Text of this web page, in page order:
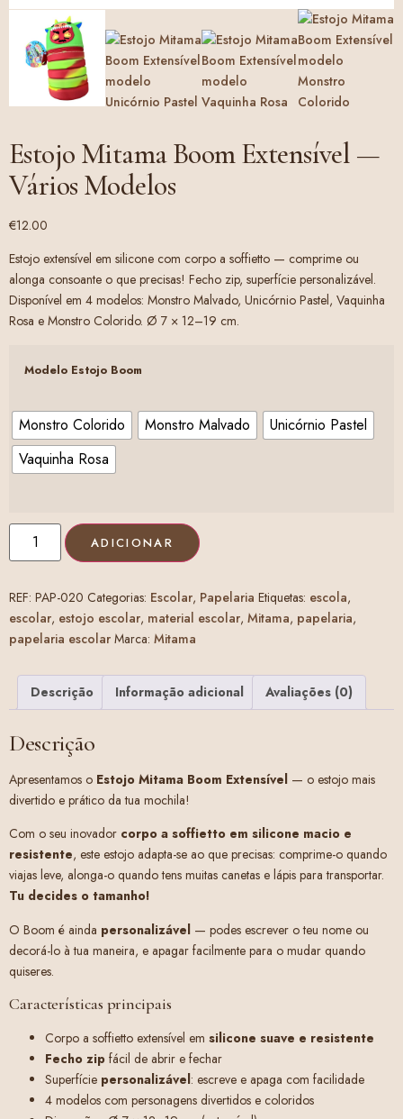
Estojo Mitama Boom Extensível —
Vários Modelos
€12.00
Estojo extensível em silicone com corpo a soffietto — comprime ou
alonga consoante o que precisas! Fecho zip, superfície personalizável.
Disponível em 4 modelos: Monstro Malvado, Unicórnio Pastel, Vaquinha
Rosa e Monstro Colorido. Ø 7 × 12–19 cm.
Modelo Estojo Boom
Monstro Colorido Monstro Malvado
Unicórnio Pastel
Vaquinha Rosa
ADICIONAR
REF: PAP-020 Categorias: Escolar, Papelaria Etiquetas: escola,
escolar, estojo escolar, material escolar, Mitama, papelaria,
papelaria escolar Marca: Mitama
Descrição Informação adicional Avaliações (0)
Descrição
Apresentamos o Estojo Mitama Boom Extensível — o estojo mais
divertido e prático da tua mochila!
Com o seu inovador corpo a soffietto em silicone macio e
resistente, este estojo adapta-se ao que precisas: comprime-o quando
viajas leve, alonga-o quando tens muitas canetas e lápis para transportar.
Tu decides o tamanho!
O Boom é ainda personalizável — podes escrever o teu nome ou
decorá-lo à tua maneira, e apagar facilmente para o mudar quando
quiseres.
Características principais
Corpo a soffietto extensível em silicone suave e resistente
Fecho zip fácil de abrir e fechar
Superfície personalizável: escreve e apaga com facilidade
4 modelos com personagens divertidos e coloridos